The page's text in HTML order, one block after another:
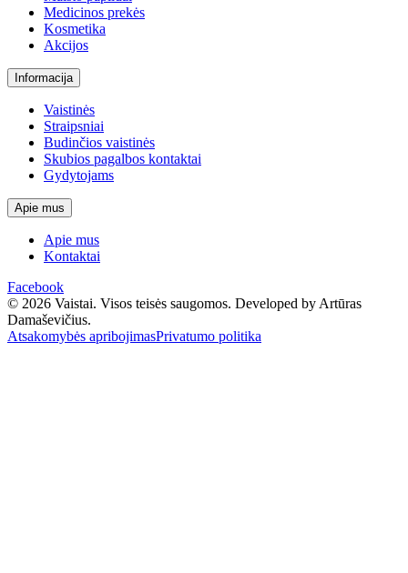
Medicinos prekės
Kosmetika
Akcijos
Informacija
Vaistinės
Straipsniai
Budinčios vaistinės
Skubios pagalbos kontaktai
Gydytojams
Apie mus
Apie mus
Kontaktai
Facebook
© 2026 Vaistai. Visos teisės saugomos. Developed by Artūras
Damaševičius.
Atsakomybės apribojimasPrivatumo politika